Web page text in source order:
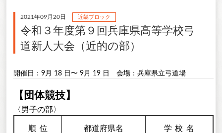
2021年09月20日 近畿ブロック
令和３年度第９回兵庫県高等学校弓
道新人大会（近的の部）
開催日：9月 18 日〜 9月 19 日 会場：兵庫県立弓道場
【団体競技】
〈男子の部〉
順 位 都道府県名 学校 名